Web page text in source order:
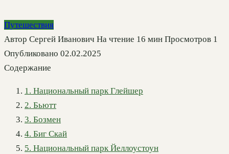
Путешествия
Автор Сергей Иванович На чтение 16 мин Просмотров 1
Опубликовано 02.02.2025
Содержание
1. Национальный парк Глейшер
2. Бьютт
3. Бозмен
4. Биг Скай
5. Национальный парк Йеллоустоун